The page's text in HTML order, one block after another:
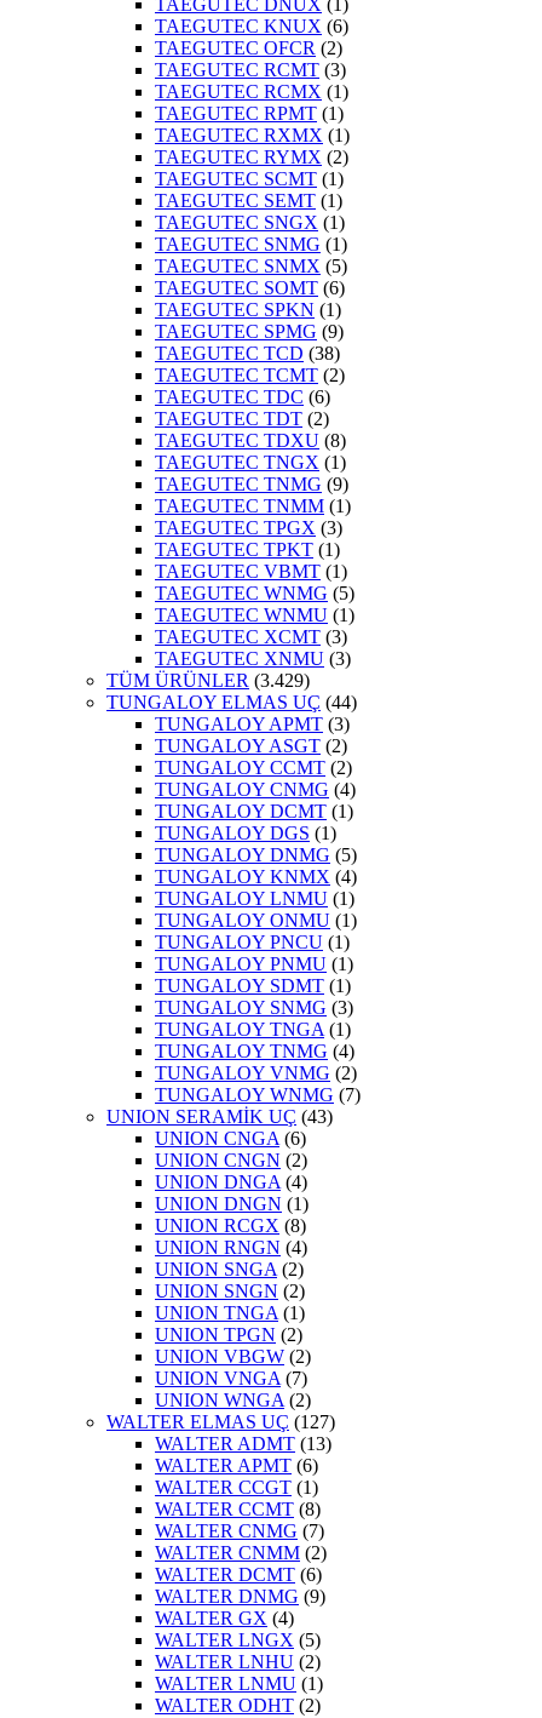
TAEGUTEC DNUX (1)
TAEGUTEC KNUX (6)
TAEGUTEC OFCR (2)
TAEGUTEC RCMT (3)
TAEGUTEC RCMX (1)
TAEGUTEC RPMT (1)
TAEGUTEC RXMX (1)
TAEGUTEC RYMX (2)
TAEGUTEC SCMT (1)
TAEGUTEC SEMT (1)
TAEGUTEC SNGX (1)
TAEGUTEC SNMG (1)
TAEGUTEC SNMX (5)
TAEGUTEC SOMT (6)
TAEGUTEC SPKN (1)
TAEGUTEC SPMG (9)
TAEGUTEC TCD (38)
TAEGUTEC TCMT (2)
TAEGUTEC TDC (6)
TAEGUTEC TDT (2)
TAEGUTEC TDXU (8)
TAEGUTEC TNGX (1)
TAEGUTEC TNMG (9)
TAEGUTEC TNMM (1)
TAEGUTEC TPGX (3)
TAEGUTEC TPKT (1)
TAEGUTEC VBMT (1)
TAEGUTEC WNMG (5)
TAEGUTEC WNMU (1)
TAEGUTEC XCMT (3)
TAEGUTEC XNMU (3)
TÜM ÜRÜNLER (3.429)
TUNGALOY ELMAS UÇ (44)
TUNGALOY APMT (3)
TUNGALOY ASGT (2)
TUNGALOY CCMT (2)
TUNGALOY CNMG (4)
TUNGALOY DCMT (1)
TUNGALOY DGS (1)
TUNGALOY DNMG (5)
TUNGALOY KNMX (4)
TUNGALOY LNMU (1)
TUNGALOY ONMU (1)
TUNGALOY PNCU (1)
TUNGALOY PNMU (1)
TUNGALOY SDMT (1)
TUNGALOY SNMG (3)
TUNGALOY TNGA (1)
TUNGALOY TNMG (4)
TUNGALOY VNMG (2)
TUNGALOY WNMG (7)
UNION SERAMİK UÇ (43)
UNION CNGA (6)
UNION CNGN (2)
UNION DNGA (4)
UNION DNGN (1)
UNION RCGX (8)
UNION RNGN (4)
UNION SNGA (2)
UNION SNGN (2)
UNION TNGA (1)
UNION TPGN (2)
UNION VBGW (2)
UNION VNGA (7)
UNION WNGA (2)
WALTER ELMAS UÇ (127)
WALTER ADMT (13)
WALTER APMT (6)
WALTER CCGT (1)
WALTER CCMT (8)
WALTER CNMG (7)
WALTER CNMM (2)
WALTER DCMT (6)
WALTER DNMG (9)
WALTER GX (4)
WALTER LNGX (5)
WALTER LNHU (2)
WALTER LNMU (1)
WALTER ODHT (2)